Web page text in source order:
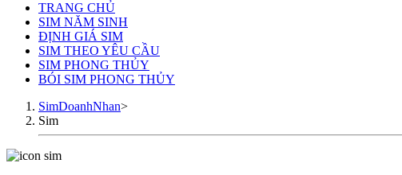
TRANG CHỦ
SIM NĂM SINH
ĐỊNH GIÁ SIM
SIM THEO YÊU CẦU
SIM PHONG THỦY
BÓI SIM PHONG THỦY
SimDoanhNhan>
Sim